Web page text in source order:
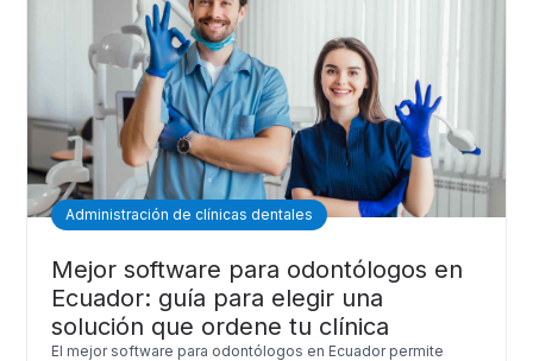
Administración de clínicas dentales
Mejor software para odontólogos en
Ecuador: guía para elegir una
solución que ordene tu clínica
El mejor software para odontólogos en Ecuador permite